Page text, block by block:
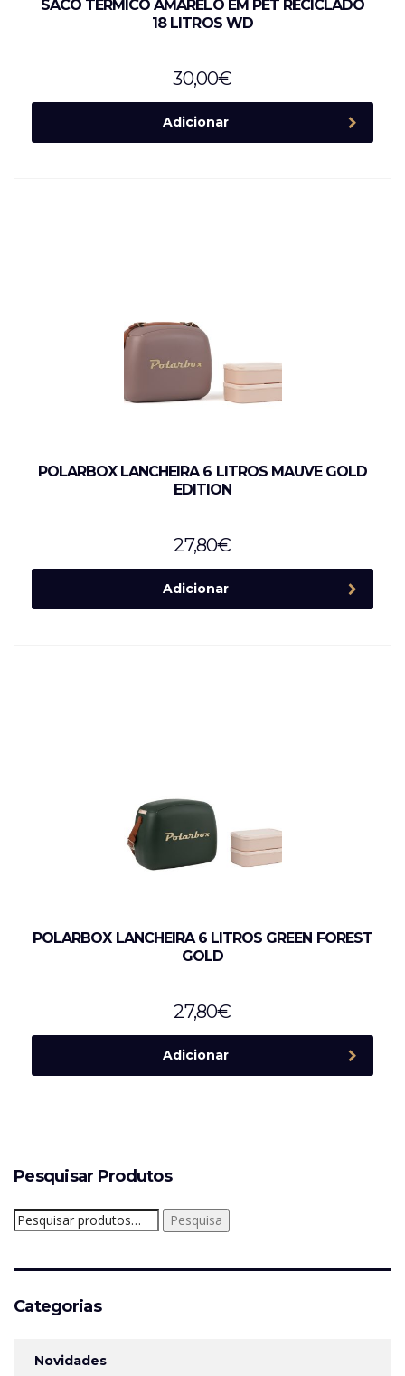
SACO TÉRMICO AMARELO EM PET RECICLADO
18 LITROS WD
30,00€
Adicionar
POLARBOX LANCHEIRA 6 LITROS MAUVE GOLD
EDITION
27,80€
Adicionar
POLARBOX LANCHEIRA 6 LITROS GREEN FOREST
GOLD
27,80€
Adicionar
Pesquisar Produtos
Pesquisar
por:
Pesquisa
Categorias
Novidades